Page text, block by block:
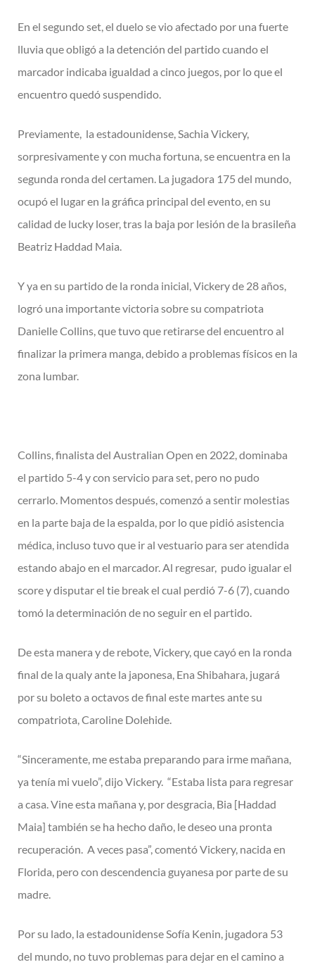
En el segundo set, el duelo se vio afectado por una fuerte
lluvia que obligó a la detención del partido cuando el
marcador indicaba igualdad a cinco juegos, por lo que el
encuentro quedó suspendido.
Previamente, la estadounidense, Sachia Vickery,
sorpresivamente y con mucha fortuna, se encuentra en la
segunda ronda del certamen. La jugadora 175 del mundo,
ocupó el lugar en la gráfica principal del evento, en su
calidad de lucky loser, tras la baja por lesión de la brasileña
Beatriz Haddad Maia.
Y ya en su partido de la ronda inicial, Vickery de 28 años,
logró una importante victoria sobre su compatriota
Danielle Collins, que tuvo que retirarse del encuentro al
finalizar la primera manga, debido a problemas físicos en la
zona lumbar.
Collins, finalista del Australian Open en 2022, dominaba
el partido 5-4 y con servicio para set, pero no pudo
cerrarlo. Momentos después, comenzó a sentir molestias
en la parte baja de la espalda, por lo que pidió asistencia
médica, incluso tuvo que ir al vestuario para ser atendida
estando abajo en el marcador. Al regresar, pudo igualar el
score y disputar el tie break el cual perdió 7-6 (7), cuando
tomó la determinación de no seguir en el partido.
De esta manera y de rebote, Vickery, que cayó en la ronda
final de la qualy ante la japonesa, Ena Shibahara, jugará
por su boleto a octavos de final este martes ante su
compatriota, Caroline Dolehide.
“Sinceramente, me estaba preparando para irme mañana,
ya tenía mi vuelo”, dijo Vickery. “Estaba lista para regresar
a casa. Vine esta mañana y, por desgracia, Bia [Haddad
Maia] también se ha hecho daño, le deseo una pronta
recuperación. A veces pasa”, comentó Vickery, nacida en
Florida, pero con descendencia guyanesa por parte de su
madre.
Por su lado, la estadounidense Sofía Kenin, jugadora 53
del mundo, no tuvo problemas para dejar en el camino a